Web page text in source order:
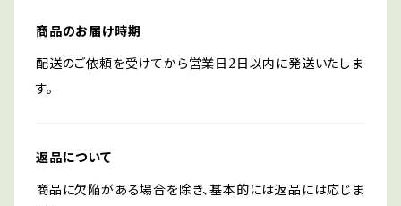
商品のお届け時期
配送のご依頼を受けてから営業日2日以内に発送いたしま
す。
返品について
商品に欠陥がある場合を除き、基本的には返品には応じま